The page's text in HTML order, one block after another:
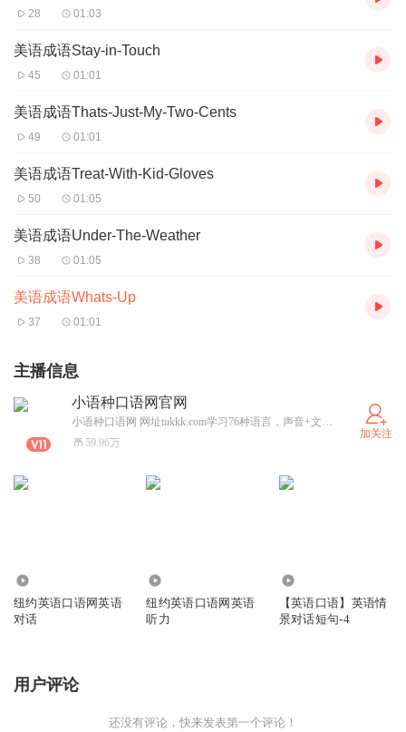
28 01:03
美语成语Stay-in-Touch
45 01:01
美语成语Thats-Just-My-Two-Cents
49 01:01
美语成语Treat-With-Kid-Gloves
50 01:05
美语成语Under-The-Weather
38 01:05
美语成语Whats-Up
37 01:01
主播信息
小语种口语网官网
小语种口语网 网址tukkk.com学习76种语言，声音+文本，每个句子都伴有音频，欧洲语言 亚洲语言，非洲语言。纽约英语口语网 网址ny-yy.com 由美国播音员朗读。每个句子都伴有音频。请联系我孙强
59.96万
加关注
纽约英语口语网英语
对话
纽约英语口语网英语
听力
【英语口语】英语情
景对话短句-4
用户评论
还没有评论，快来发表第一个评论！